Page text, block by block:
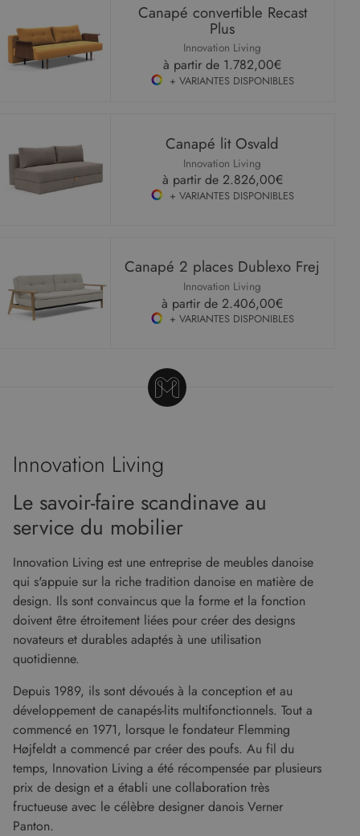
Canapé convertible Recast
Plus
Innovation Living
à partir de 1.782,00€
+ VARIANTES DISPONIBLES
Canapé lit Osvald
Innovation Living
à partir de 2.826,00€
+ VARIANTES DISPONIBLES
Canapé 2 places Dublexo Frej
Innovation Living
à partir de2.406,00€
+ VARIANTES DISPONIBLES
Innovation Living
Le savoir-faire scandinave au
service du mobilier
Innovation Living est une entreprise de meubles danoise
qui s'appuie sur la riche tradition danoise en matière de
design. Ils sont convaincus que la forme et la fonction
doivent être étroitement liées pour créer des designs
novateurs et durables adaptés à une utilisation
quotidienne.
Depuis 1989, ils sont dévoués à la conception et au
développement de canapés-lits multifonctionnels. Tout a
commencé en 1971, lorsque le fondateur Flemming
Højfeldt a commencé par créer des poufs. Au fil du
temps, Innovation Living a été récompensée par plusieurs
prix de design et a établi une collaboration très
fructueuse avec le célèbre designer danois Verner
Panton.